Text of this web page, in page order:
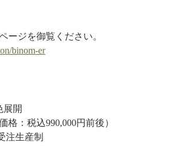
ージを御覧ください。
binom-er
展開
：税込990,000円前後）
注生産制